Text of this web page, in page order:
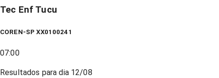
Tec Enf Tucu
COREN-SP XX0100241
07:00
Resultados para dia 12/08